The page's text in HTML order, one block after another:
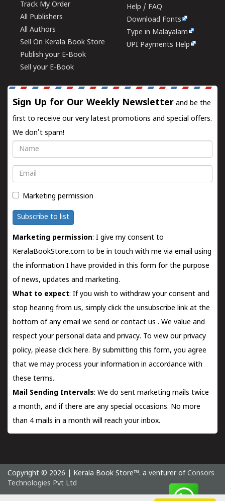
Track My Order
All Publishers
All Authors
Sell On Kerala Book Store
Publish your E-Book
Sell your E-Book
Help / FAQ
Download Fonts
Type in Malayalam
UPI Payments Help
Sign Up for Our Weekly Newsletter and be the
first to receive our very latest promotions and special offers.
We don't spam!
Name
Email
Marketing permission
Subscribe to list
Marketing permission: I give my consent to
KeralaBookStore.com to be in touch with me via email using
the information I have provided in this form for the purpose
of news, updates and marketing.
What to expect: If you wish to withdraw your consent and
stop hearing from us, simply click the unsubscribe link at the
bottom of any email we send orcontact us . We value and
respect your personal data and privacy. To view our privacy
policy, please click here. By submitting this form, you agree
that we may process your information in accordance with
these terms.
Mail Sending Intervals: We do sent marketing mails twice
a month, and if there are any special occasions. No more
than 4 mails in a month will reach your inbox.
Copyright © 2026 | Kerala Book Store™. a venturer of Consors
Technologies Pvt Ltd